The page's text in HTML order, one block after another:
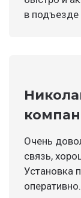
в подъезде
Очень
связь,
Установка